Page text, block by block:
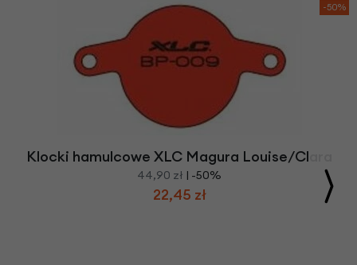
-50%
Klocki hamulcowe XLC Magura Louise/Clara
44,90 zł | -50%
22,45 zł